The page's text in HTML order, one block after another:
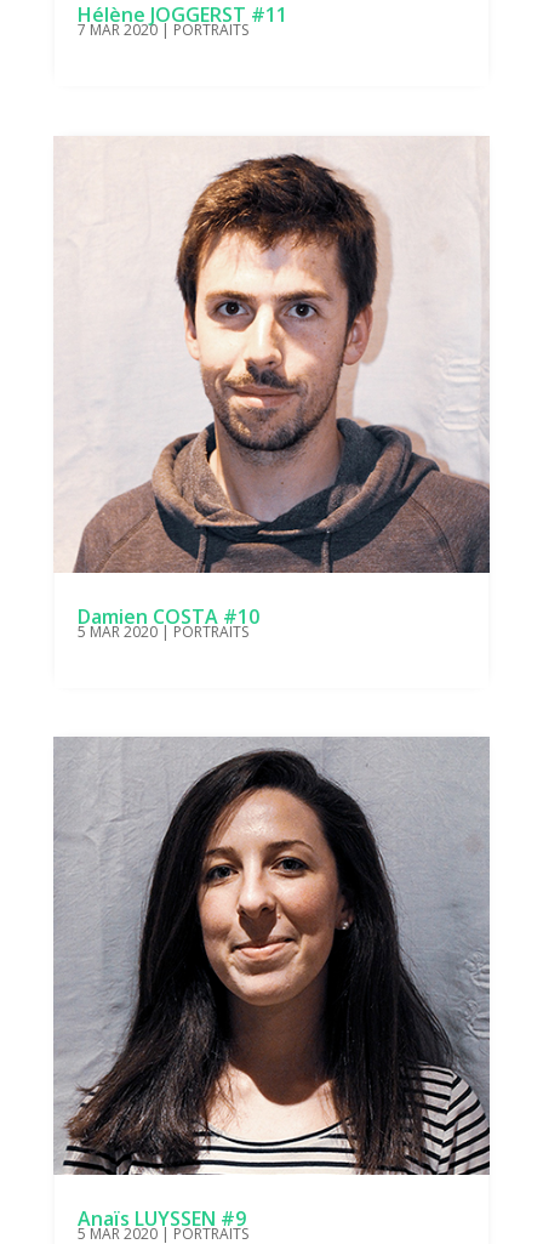
Hélène JOGGERST #11
7 MAR 2020| PORTRAITS
Damien COSTA #10
5 MAR 2020| PORTRAITS
Anaïs LUYSSEN #9
5 MAR 2020| PORTRAITS